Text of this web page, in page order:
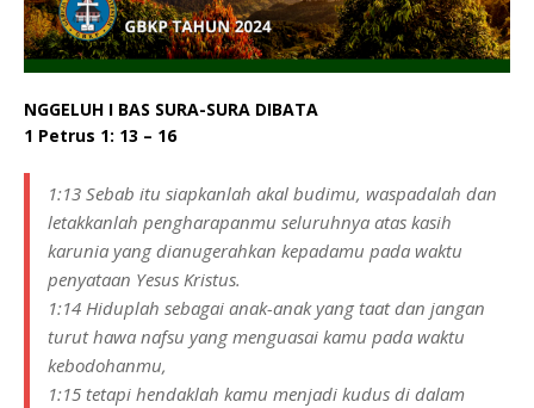
NGGELUH I BAS SURA-SURA DIBATA
1 Petrus 1: 13 – 16
1:13 Sebab itu siapkanlah akal budimu, waspadalah dan
letakkanlah pengharapanmu seluruhnya atas kasih
karunia yang dianugerahkan kepadamu pada waktu
penyataan Yesus Kristus.
1:14 Hiduplah sebagai anak-anak yang taat dan jangan
turut hawa nafsu yang menguasai kamu pada waktu
kebodohanmu,
1:15 tetapi hendaklah kamu menjadi kudus di dalam